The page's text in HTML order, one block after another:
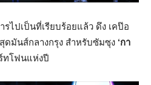
รไปเป็นที่เรียบร้อยแล้ว ดึง เคป๊อ
ดมันส์กลางกรุง สำหรับซัมซุง ‘กา
ทโฟนแห่งปี